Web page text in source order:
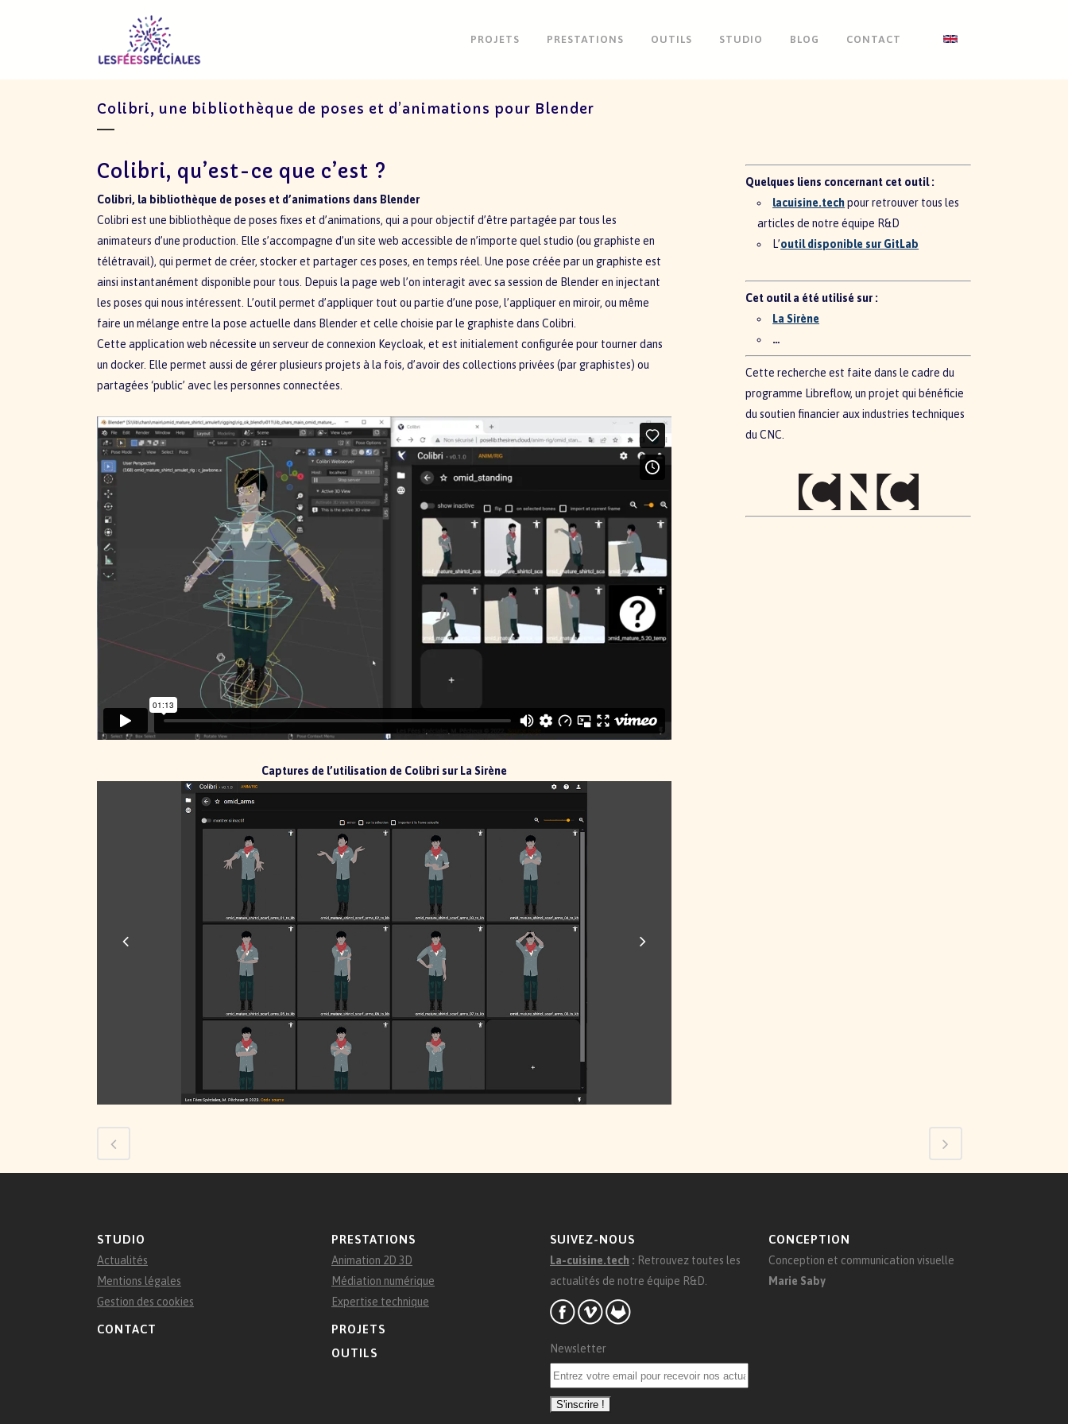
PROJETS PRESTATIONS OUTILS STUDIO BLOG CONTACT
Colibri, une bibliothèque de poses et d’animations pour Blender
Colibri, qu’est-ce que c’est ?
Colibri, la bibliothèque de poses et d’animations dans Blender
Colibri est une bibliothèque de poses fixes et d’animations, qui a pour objectif d’être partagée par tous les
animateurs d’une production. Elle s’accompagne d’un site web accessible de n’importe quel studio (ou graphiste en
télétravail), qui permet de créer, stocker et partager ces poses, en temps réel. Une pose créée par un graphiste est
ainsi instantanément disponible pour tous. Depuis la page web l’on interagit avec sa session de Blender en injectant
les poses qui nous intéressent. L’outil permet d’appliquer tout ou partie d’une pose, l’appliquer en miroir, ou même
faire un mélange entre la pose actuelle dans Blender et celle choisie par le graphiste dans Colibri.
Cette application web nécessite un serveur de connexion Keycloak, et est initialement configurée pour tourner dans
un docker. Elle permet aussi de gérer plusieurs projets à la fois, d’avoir des collections privées (par graphistes) ou
partagées ‘public’ avec les personnes connectées.
Captures de l’utilisation de Colibri sur La Sirène
Quelques liens concernant cet outil :
lacuisine.techpour retrouver tous les
articles de notre équipe R&D
L’outil disponible sur GitLab
Cet outil a été utilisé sur :
La Sirène
…
Cette recherche est faite dans le cadre du
programme Libreflow, un projet qui bénéficie
du soutien financier aux industries techniques
du CNC.
STUDIO
Actualités
Mentions légales
Gestion des cookies
CONTACT
PRESTATIONS
Animation 2D 3D
Médiation numérique
Expertise technique
PROJETS
OUTILS
SUIVEZ-NOUS
La-cuisine.tech : Retrouvez toutes les
actualités de notre équipe R&D.
Newsletter
CONCEPTION
Conception et communication visuelle
Marie Saby